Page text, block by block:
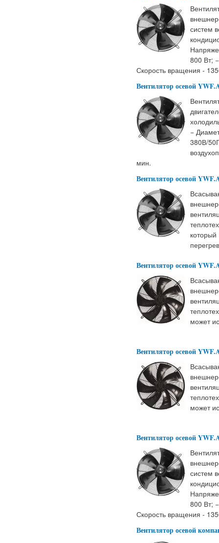
систем
800 Вт;
Скорость вращения -
Вентилятор осевой
−
380В/
мин.
Вентилятор осевой
который
Вентилятор осевой
может
Вентилятор осевой
может
Вентилятор осевой
систем
800 Вт;
Скорость вращения -
Вентилятор осевой